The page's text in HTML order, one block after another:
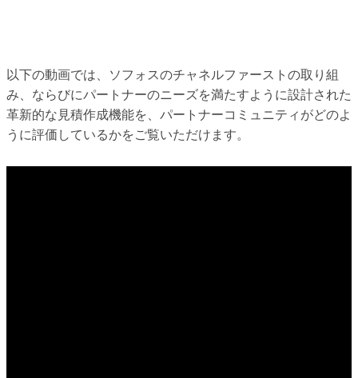
以下の動画では、ソフォスのチャネルファーストの取り組
み、ならびにパートナーのニーズを満たすように設計された
革新的な見積作成機能を、パートナーコミュニティがどのよ
うに評価しているかをご覧いただけます。